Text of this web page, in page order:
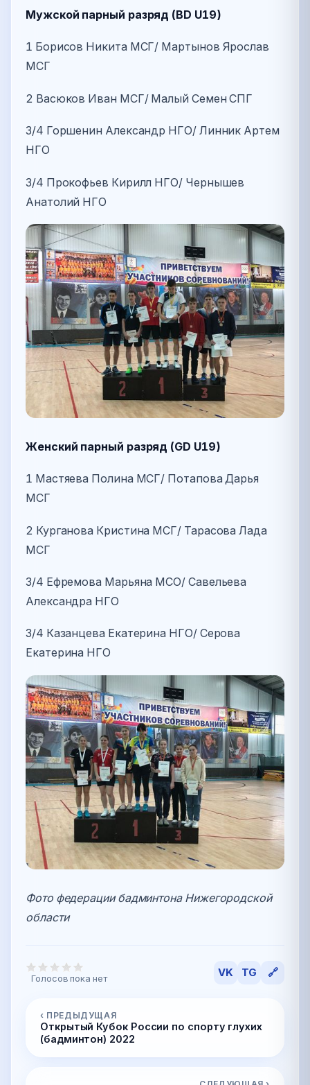
Мужской парный разряд (BD U19)
1 Борисов Никита МСГ/ Мартынов Ярослав
МСГ
2 Васюков Иван МСГ/ Малый Семен СПГ
3/4 Горшенин Александр НГО/ Линник Артем
НГО
3/4 Прокофьев Кирилл НГО/ Чернышев
Анатолий НГО
Женский парный разряд (GD U19)
1 Мастяева Полина МСГ/ Потапова Дарья
МСГ
2 Курганова Кристина МСГ/ Тарасова Лада
МСГ
3/4 Ефремова Марьяна МСО/ Савельева
Александра НГО
3/4 Казанцева Екатерина НГО/ Серова
Екатерина НГО
Фото федерации бадминтона Нижегородской
области
Голосов пока нет VK TG 🔗
‹ ПРЕДЫДУЩАЯ
Открытый Кубок России по спорту глухих
(бадминтон) 2022